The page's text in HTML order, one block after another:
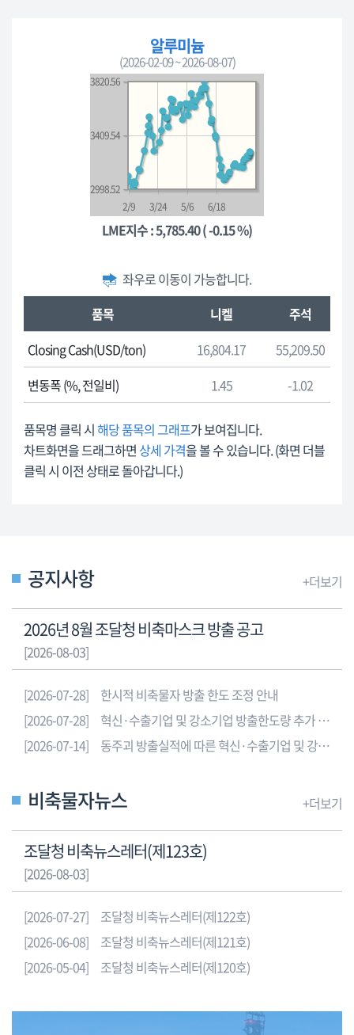
다.
알루미늄
(2026-02-09 ~ 2026-08-07)
2/9 3/24 5/6 6/18
2998.52
3409.54
3820.56
LME지수 : 5,785.40 ( -0.15 %)
좌우로 이동이 가능합니다.
금
속
거
래
소
국
제
가
속
거
래
소
국
제
가
격
표
로
알
늄,
아
연,
니
켈,
주
석,
구
품목 니켈
주석
Closing Cash(USD/ton)
16,804.17
55,209.50
변동폭 (%, 전일비)
1.45 -1.02
품목명 클릭 시해당 품목의 그래프가 보여집니다.
차트화면을 드래그하면 상세 가격을 볼 수 있습니다. (화면 더블
클릭 시 이전 상태로 돌아갑니다.)
공지사항
2026년 8월 조달청 비축마스크 방출 공고
[2026-08-03]
[2026-07-28]
한시적 비축물자 방출 한도 조정 안내
[2026-07-28]
혁신·수출기업 및 강소기업 방출한도량 추가 배정 감축 조정 알림
[2026-07-14]
동주괴 방출실적에 따른 혁신·수출기업 및 강소기업 방출중단 안내(개별업체 및 조합 신청 가능)
+더보기
비축물자뉴스
조달청 비축뉴스레터(제123호)
[2026-08-03]
[2026-07-27]
조달청 비축뉴스레터(제122호)
[2026-06-08]
조달청 비축뉴스레터(제121호)
[2026-05-04]
조달청 비축뉴스레터(제120호)
+더보기